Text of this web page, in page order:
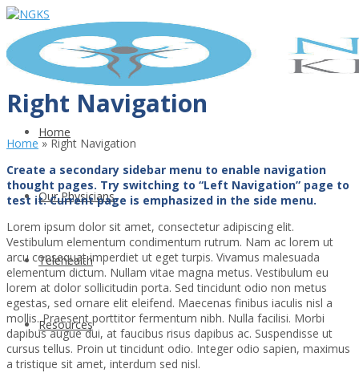
Home
Our Physicians
Telehealth
Resources
Right Navigation
Home » Right Navigation
Create a secondary sidebar menu to enable navigation
thought pages. Try switching to “Left Navigation” page to
test it. Current page is emphasized in the side menu.
Lorem ipsum dolor sit amet, consectetur adipiscing elit.
Vestibulum elementum condimentum rutrum. Nam ac lorem ut
arcu consequat imperdiet ut eget turpis. Vivamus malesuada
elementum dictum. Nullam vitae magna metus. Vestibulum eu
lorem at dolor sollicitudin porta. Sed tincidunt odio non metus
egestas, sed ornare elit eleifend. Maecenas finibus iaculis nisl a
mollis. Praesent porttitor fermentum nibh. Nulla facilisi. Morbi
dapibus augue dui, at faucibus risus dapibus ac. Suspendisse ut
cursus tellus. Proin ut tincidunt odio. Integer odio sapien, maximus
a tristique sit amet, interdum sed nisl.